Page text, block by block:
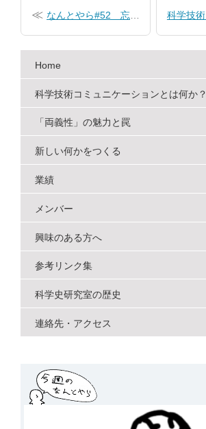
ナ
ン
なんとやら#52 忘れたころになんとやら
Home
科学技術コミュニケーションとは何か？
「両義性」の魅力と罠
新しい何かをつくる
業績
メンバー
興味のある方へ
参考リンク集
科学史研究室の歴史
連絡先・アクセス